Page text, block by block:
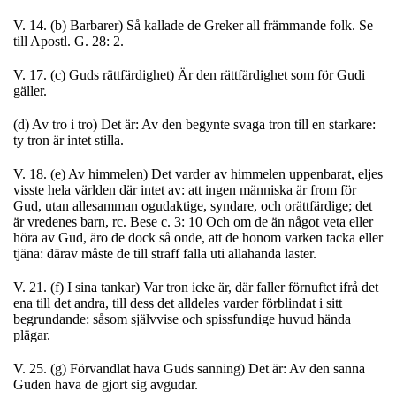
V. 14. (b) Barbarer) Så kallade de Greker all främmande folk. Se
till Apostl. G. 28: 2.
V. 17. (c) Guds rättfärdighet) Är den rättfärdighet som för Gudi
gäller.
(d) Av tro i tro) Det är: Av den begynte svaga tron till en starkare:
ty tron är intet stilla.
V. 18. (e) Av himmelen) Det varder av himmelen uppenbarat, eljes
visste hela världen där intet av: att ingen människa är from för
Gud, utan allesamman ogudaktige, syndare, och orättfärdige; det
är vredenes barn, rc. Bese c. 3: 10 Och om de än något veta eller
höra av Gud, äro de dock så onde, att de honom varken tacka eller
tjäna: därav måste de till straff falla uti allahanda laster.
V. 21. (f) I sina tankar) Var tron icke är, där faller förnuftet ifrå det
ena till det andra, till dess det alldeles varder förblindat i sitt
begrundande: såsom självvise och spissfundige huvud hända
plägar.
V. 25. (g) Förvandlat hava Guds sanning) Det är: Av den sanna
Guden hava de gjort sig avgudar.